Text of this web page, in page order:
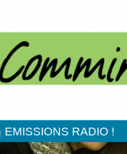
EMISSIONS RADIO !